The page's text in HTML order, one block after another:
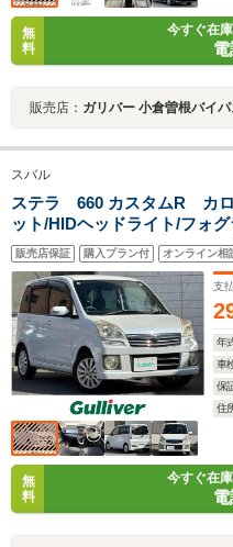
無
料
今すぐ在
販売店： ガリバー 小倉曽根バイ
スバル
ステラ 660 カスタムR カロ
ット/HIDヘッドライト/フォ
ンチシート/純正フロアマット
ウィンドウ/電動格納式ウイン
販売店保証 購入プラン付 オンライン相
支
年
車
保
住
無
料
今すぐ在